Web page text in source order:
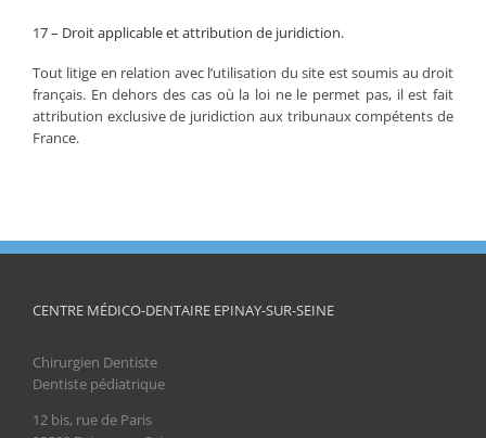
17 – Droit applicable et attribution de juridiction.
Tout litige en relation avec l’utilisation du site est soumis au droit
français. En dehors des cas où la loi ne le permet pas, il est fait
attribution exclusive de juridiction aux tribunaux compétents de
France.
CENTRE MÉDICO-DENTAIRE EPINAY-SUR-SEINE
Chirurgien Dentiste
Dentiste pédiatrique
12 bis, rue de Paris